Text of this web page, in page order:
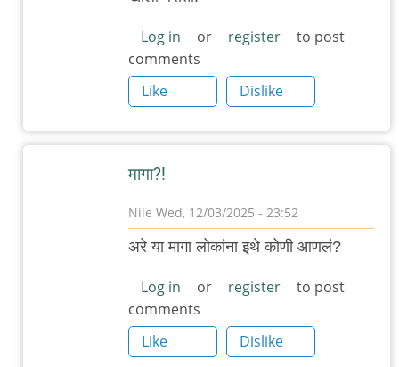
खेड
by
Rajesh188
Log in or register
to post
comments
Like
Dislike
मागा?!
Nile Wed, 12/03/2025 - 23:52
In
स्वलंबी
खेड
by
अरे या मागा लोकांना इथे कोणी आणलं?
Log in or register
to post
comments
Like
Dislike